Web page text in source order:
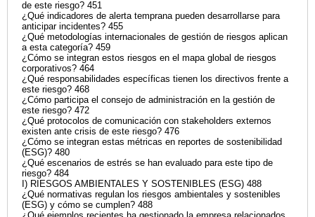
de este riesgo? 451
¿Qué indicadores de alerta temprana pueden desarrollarse para
anticipar incidentes? 455
¿Qué metodologías internacionales de gestión de riesgos aplican
a esta categoría? 459
¿Cómo se integran estos riesgos en el mapa global de riesgos
corporativos? 464
¿Qué responsabilidades específicas tienen los directivos frente a
este riesgo? 468
¿Cómo participa el consejo de administración en la gestión de
este riesgo? 472
¿Qué protocolos de comunicación con stakeholders externos
existen ante crisis de este riesgo? 476
¿Cómo se integran estas métricas en reportes de sostenibilidad
(ESG)? 480
¿Qué escenarios de estrés se han evaluado para este tipo de
riesgo? 484
I) RIESGOS AMBIENTALES Y SOSTENIBLES (ESG) 488
¿Qué normativas regulan los riesgos ambientales y sostenibles
(ESG) y cómo se cumplen? 488